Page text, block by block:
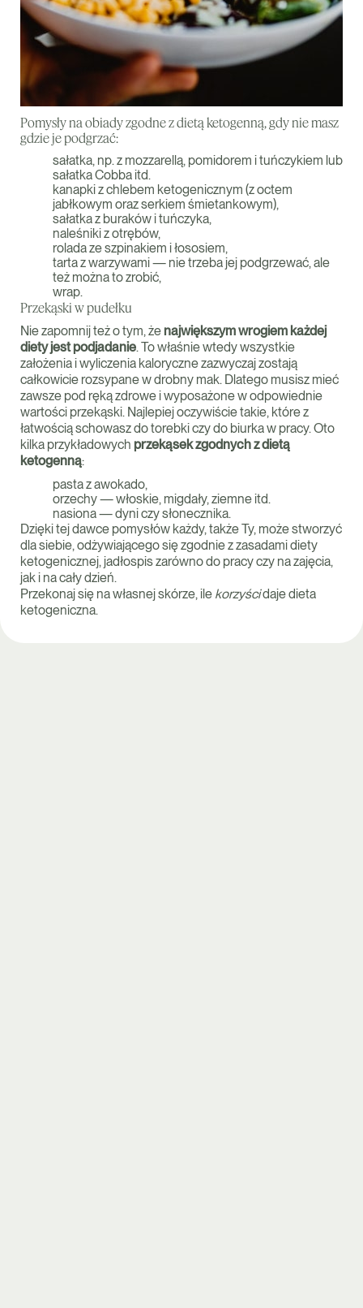
Pomysły na obiady zgodne z dietą ketogenną, gdy nie masz
gdzie je podgrzać:
sałatka, np. z mozzarellą, pomidorem i tuńczykiem lub
sałatka Cobba itd.
kanapki z chlebem ketogenicznym (z octem
jabłkowym oraz serkiem śmietankowym),
sałatka z buraków i tuńczyka,
naleśniki z otrębów,
rolada ze szpinakiem i łososiem,
tarta z warzywami — nie trzeba jej podgrzewać, ale
też można to zrobić,
wrap.
Przekąski w pudełku
Nie zapomnij też o tym, że największym wrogiem każdej
diety jest podjadanie. To właśnie wtedy wszystkie
założenia i wyliczenia kaloryczne zazwyczaj zostają
całkowicie rozsypane w drobny mak. Dlatego musisz mieć
zawsze pod ręką zdrowe i wyposażone w odpowiednie
wartości przekąski. Najlepiej oczywiście takie, które z
łatwością schowasz do torebki czy do biurka w pracy. Oto
kilka przykładowych przekąsek zgodnych z dietą
ketogenną:
pasta z awokado,
orzechy — włoskie, migdały, ziemne itd.
nasiona — dyni czy słonecznika.
Dzięki tej dawce pomysłów każdy, także Ty, może stworzyć
dla siebie, odżywiającego się zgodnie z zasadami diety
ketogenicznej, jadłospis zarówno do pracy czy na zajęcia,
jak i na cały dzień.
Przekonaj się na własnej skórze, ile korzyścidaje dieta
ketogeniczna.